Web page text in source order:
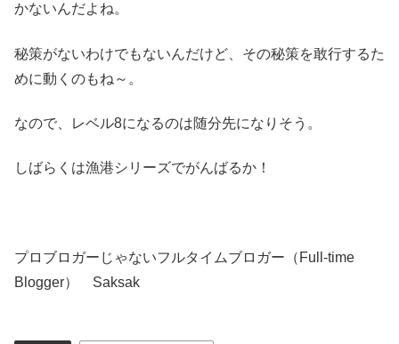
かないんだよね。
秘策がないわけでもないんだけど、その秘策を敢行するた
めに動くのもね～。
なので、レベル8になるのは随分先になりそう。
しばらくは漁港シリーズでがんばるか！
プロブロガーじゃないフルタイムブロガー（Full-time
Blogger） Saksak